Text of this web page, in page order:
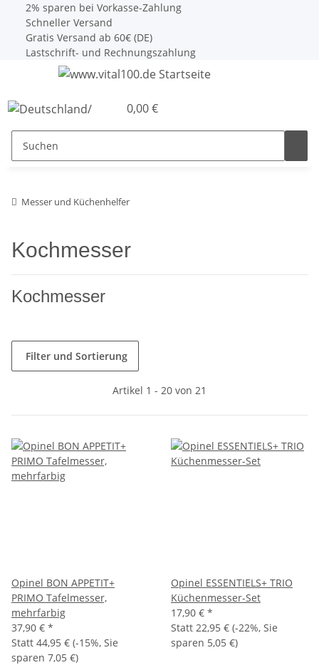
2% sparen bei Vorkasse-Zahlung
Schneller Versand
Gratis Versand ab 60€ (DE)
Lastschrift- und Rechnungszahlung
0,00 €
Messer und Küchenhelfer
Kochmesser
Kochmesser
Filter und Sortierung
Artikel 1 - 20 von 21
Opinel BON APPETIT+
PRIMO Tafelmesser,
mehrfarbig
37,90 € *
Statt 44,95 € (-15%, Sie
sparen 7,05 €)
Opinel ESSENTIELS+ TRIO
Küchenmesser-Set
17,90 € *
Statt 22,95 € (-22%, Sie
sparen 5,05 €)